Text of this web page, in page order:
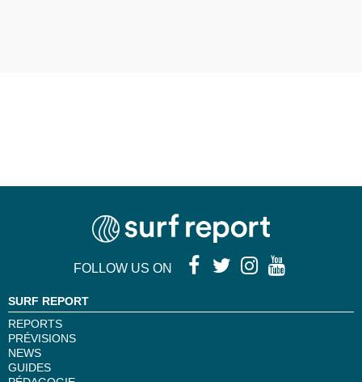
FOLLOW US ON
SURF REPORT
REPORTS
PRÉVISIONS
NEWS
GUIDES